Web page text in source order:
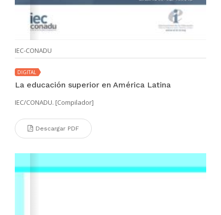
IEC-CONADU
DIGITAL
La educación superior en América Latina
IEC/CONADU. [Compilador]
Descargar PDF